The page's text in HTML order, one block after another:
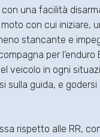
una facilità
con cui iniziare,
stancante e
per l’enduro
veicolo in ogni
sulla guida, e
rispetto alle RR,